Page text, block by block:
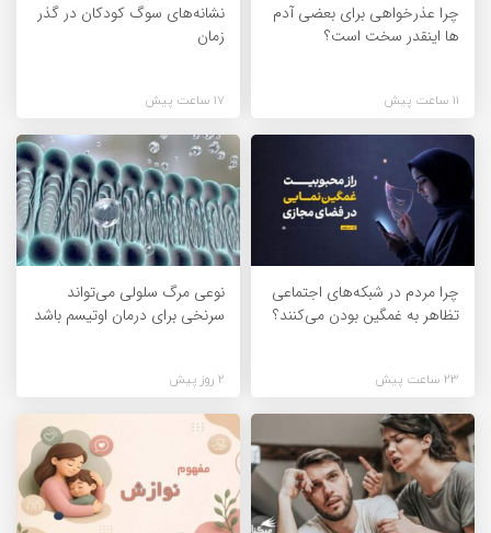
چرا عذرخواهی برای بعضی آدم
ها اینقدر سخت است؟
11 ساعت پیش
نشانه‌های سوگ کودکان در گذر
زمان
17 ساعت پیش
چرا مردم در شبکه‌های اجتماعی
تظاهر به غمگین بودن می‌کنند؟
23 ساعت پیش
نوعی مرگ سلولی می‌تواند
سرنخی برای درمان اوتیسم باشد
2 روز پیش